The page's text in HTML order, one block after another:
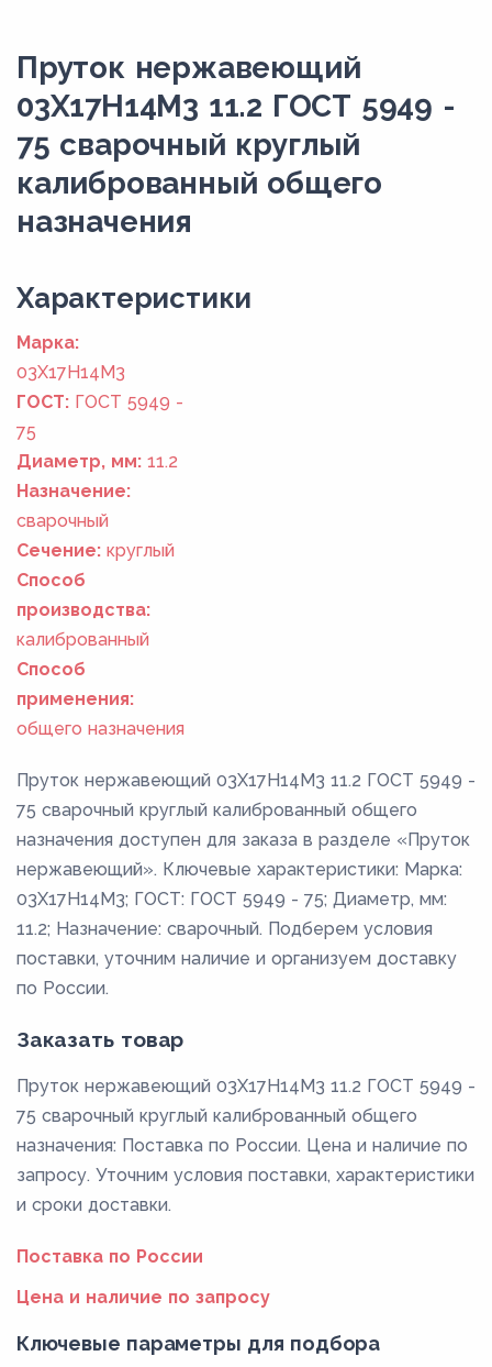
Пруток нержавеющий
03Х17Н14М3 11.2 ГОСТ 5949 -
75 сварочный круглый
калиброванный общего
назначения
Xарактеристики
Марка:
03Х17Н14М3
ГОСТ: ГОСТ 5949 -
75
Диаметр, мм: 11.2
Назначение:
сварочный
Сечение: круглый
Способ
производства:
калиброванный
Способ
применения:
общего назначения
Пруток нержавеющий 03Х17Н14М3 11.2 ГОСТ 5949 -
75 сварочный круглый калиброванный общего
назначения доступен для заказа в разделе «Пруток
нержавеющий». Ключевые характеристики: Марка:
03Х17Н14М3; ГОСТ: ГОСТ 5949 - 75; Диаметр, мм:
11.2; Назначение: сварочный. Подберем условия
поставки, уточним наличие и организуем доставку
по России.
Заказать товар
Пруток нержавеющий 03Х17Н14М3 11.2 ГОСТ 5949 -
75 сварочный круглый калиброванный общего
назначения: Поставка по России. Цена и наличие по
запросу. Уточним условия поставки, характеристики
и сроки доставки.
Поставка по России
Цена и наличие по запросу
Ключевые параметры для подбора